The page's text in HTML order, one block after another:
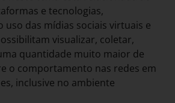
e tecnologias,
uso das mídias sociais virtuais e
visualizar, coletar,
quantidade muito maior de
o comportamento nas redes em
inclusive no ambiente